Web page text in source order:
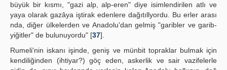
büyük bir kısmı, "gazi alp, alp-eren" diye isimlendirilen atlı ve
yaya olarak gazâya iştirak edenlere dağıtıllyordu. Bu erler arası
nda, diğer ülkelerden ve Anadolu'dan gelmiş "garibler ve garib-
yiğitler" de bulunuyordu" [37].
Rumeli'nin iskanı işinde, geniş ve münbit topraklar bulmak için
kendiliğinden (ihtiyar?) göç eden, askerlik ve sair vazifelerle